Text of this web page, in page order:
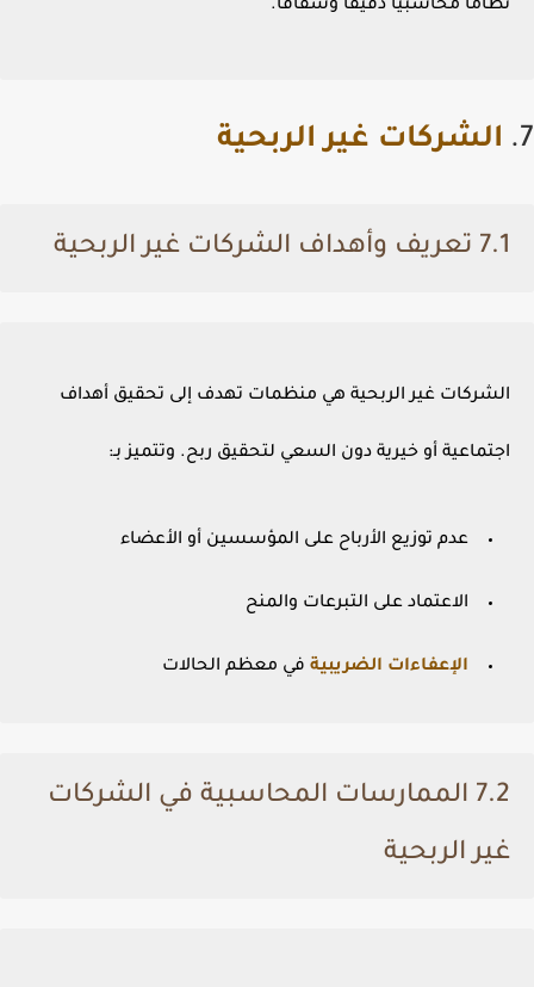
نظاماً محاسبياً دقيقاً وشفافاً.
7. الشركات غير الربحية
7.1 تعريف وأهداف الشركات غير الربحية
الشركات غير الربحية هي منظمات تهدف إلى تحقيق أهداف
اجتماعية أو خيرية دون السعي لتحقيق ربح. وتتميز بـ:
عدم توزيع الأرباح على المؤسسين أو الأعضاء
الاعتماد على التبرعات والمنح
الإعفاءات الضريبية في معظم الحالات
7.2 الممارسات المحاسبية في الشركات
غير الربحية